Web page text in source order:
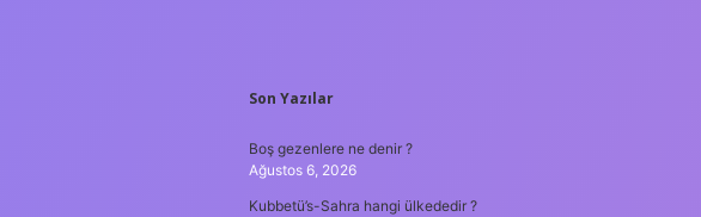
SIDEBAR
Son Yazılar
Boş gezenlere ne denir ?
Ağustos 6, 2026
Kubbetü’s-Sahra hangi ülkededir ?